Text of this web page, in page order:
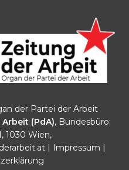
der Partei der Arbeit
(PdA), Bundesbüro:
1030 Wien,
| Impressum |